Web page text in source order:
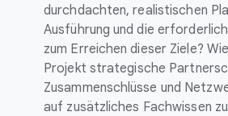
durchdachten, realistischen
Ausführung und die
zum Erreichen dieser Ziele?
Projekt strategische
Zusammenschlüsse und
auf zusätzliches Fachwissen